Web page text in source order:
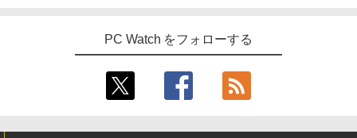
PC Watch をフォローする